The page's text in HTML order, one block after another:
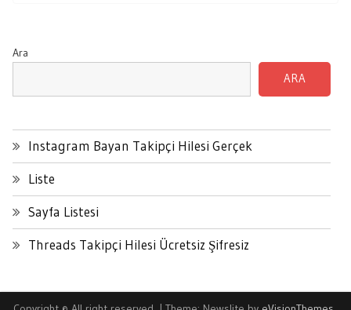
Ara
ARA
Instagram Bayan Takipçi Hilesi Gerçek
Liste
Sayfa Listesi
Threads Takipçi Hilesi Ücretsiz Şifresiz